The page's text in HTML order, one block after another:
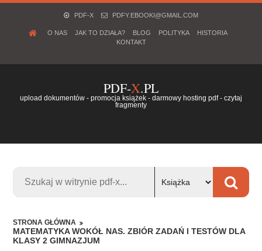
PDF-X PDFY.EBOOKI@GMAIL.COM
O NAS JAK TO DZIAŁA? BLOG POLITYKA
HISTORIA
KONTAKT
PDF-X.PL
upload dokumentów - promocja książek - darmowy hosting pdf - czytaj
fragmenty
STRONA GŁÓWNA
MATEMATYKA WOKÓŁ NAS. ZBIÓR ZADAŃ I TESTÓW DLA
KLASY 2 GIMNAZJUM